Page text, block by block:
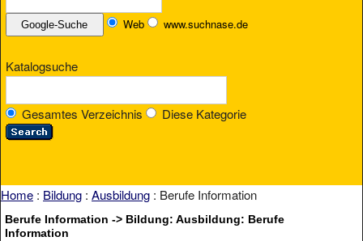
Web www.suchnase.de
Katalogsuche
Gesamtes Verzeichnis Diese Kategorie
Home : Bildung : Ausbildung : Berufe Information
Berufe Information -> Bildung: Ausbildung: Berufe
Information